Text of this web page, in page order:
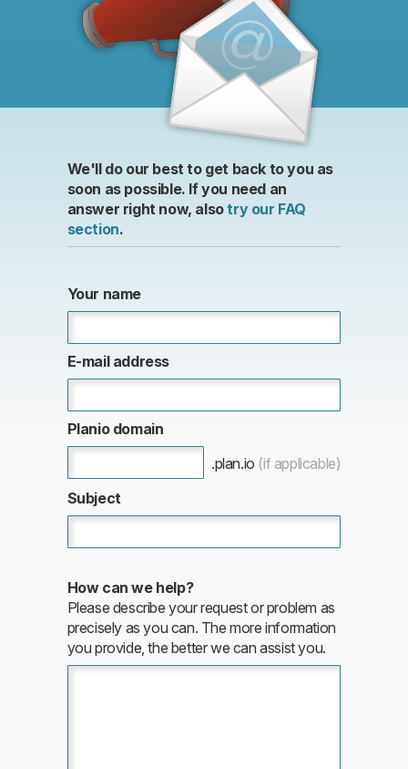
We'll do our best to get back to you as
soon as possible. If you need an
answer right now, alsotry our FAQ
section.
Your name
E-mail address
Planio domain
.plan.io (if applicable)
Subject
How can we help?
Please describe your request or problem as
precisely as you can. The more information
you provide, the better we can assist you.